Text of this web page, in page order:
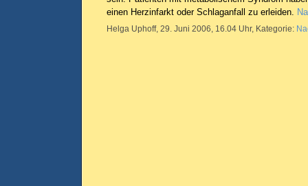
einen Herzinfarkt oder Schlaganfall zu erleiden.
Helga Uphoff, 29. Juni 2006, 16.04 Uhr, Kategorie: